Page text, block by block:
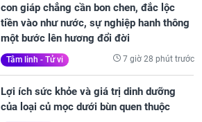
con giáp chẳng cần bon chen, đắc lộc
tiền vào như nước, sự nghiệp hanh thông
một bước lên hương đổi đời
Tâm linh - Tử vi 7 giờ 28 phút trước
Lợi ích sức khỏe và giá trị dinh dưỡng
của loại củ mọc dưới bùn quen thuộc